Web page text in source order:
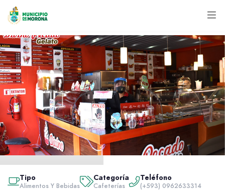
Alimentos y bebidas
Tipo
Alimentos Y Bebidas
Categoría
Cafeterías
Teléfono
(+593) 0962633314